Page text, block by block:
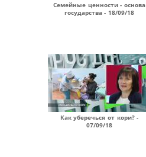
Семейные ценности - основа
государства - 18/09/18
Как уберечься от кори? -
07/09/18